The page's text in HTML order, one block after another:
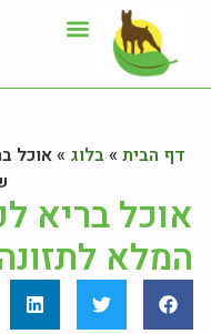
דף הבית »בלוג »אוכל
אוכל בריא
המלא